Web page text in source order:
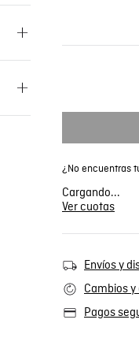
¿No encuentras
Cargando...
Ver cuotas
Envíos y
Cambios
Pagos